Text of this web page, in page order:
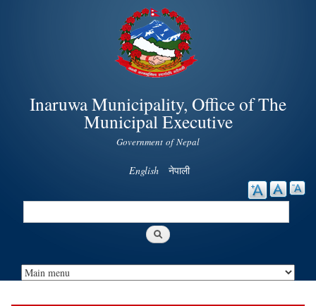
Skip to
main
content
Inaruwa Municipality, Office of The
Municipal Executive
Government of Nepal
English नेपाली
Search